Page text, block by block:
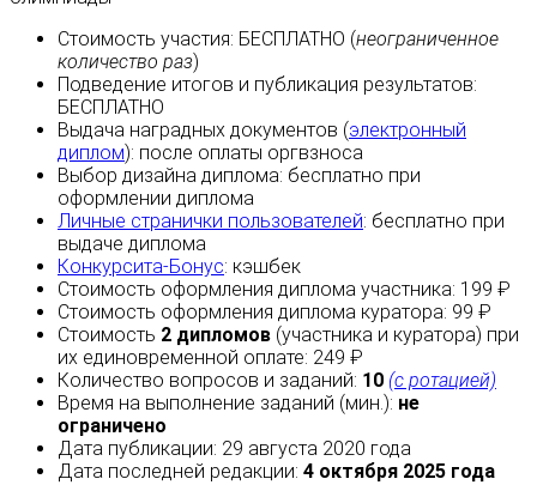
Стоимость участия: БЕСПЛАТНО (неограниченное
количество раз)
Подведение итогов и публикация результатов:
БЕСПЛАТНО
Выдача наградных документов (электронный
диплом): после оплаты оргвзноса
Выбор дизайна диплома: бесплатно при
оформлении диплома
Личные странички пользователей: бесплатно при
выдаче диплома
Конкурсита-Бонус: кэшбек
Стоимость оформления диплома участника: 199 ₽
Стоимость оформления диплома куратора: 99 ₽
Стоимость 2 дипломов (участника и куратора) при
их единовременной оплате: 249 ₽
Количество вопросов и заданий: 10 (с ротацией)
Время на выполнение заданий (мин.): не
ограничено
Дата публикации: 29 августа 2020 года
Дата последней редакции: 4 октября 2025 года